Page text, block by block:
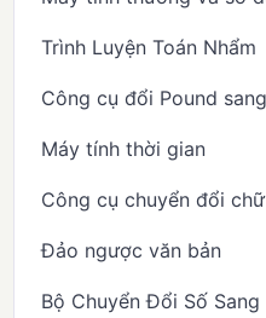
Trình Luyện Toán Nhẩm
Công cụ đổi Pound
Máy tính thời gian
Công cụ chuyển đổi
Đảo ngược văn bản
Bộ Chuyển Đổi Số Sang